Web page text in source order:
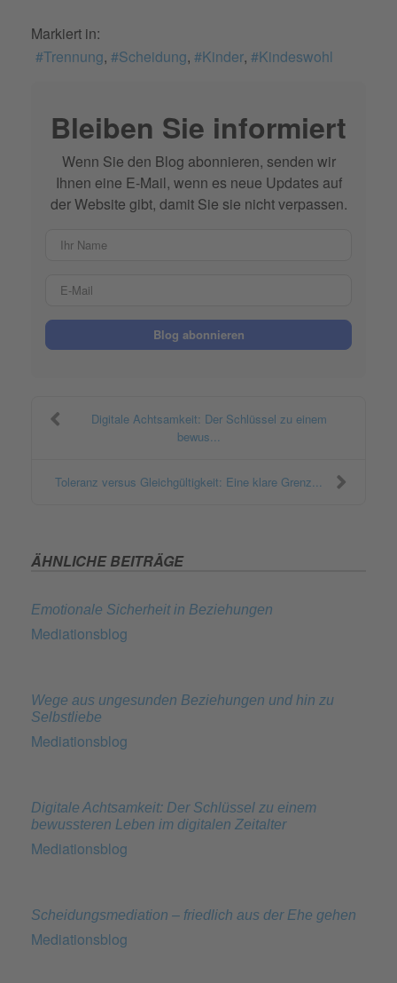
Markiert in:
Trennung
Scheidung Kinder Kindeswohl
Bleiben Sie informiert
Wenn Sie den Blog abonnieren, senden wir
Ihnen eine E-Mail, wenn es neue Updates auf
der Website gibt, damit Sie sie nicht verpassen.
Blog abonnieren
Digitale Achtsamkeit: Der Schlüssel zu einem
bewus...
Toleranz versus Gleichgültigkeit: Eine klare Grenz...
ÄHNLICHE BEITRÄGE
Emotionale Sicherheit in Beziehungen
Mediationsblog
Wege aus ungesunden Beziehungen und hin zu
Selbstliebe
Mediationsblog
Digitale Achtsamkeit: Der Schlüssel zu einem
bewussteren Leben im digitalen Zeitalter
Mediationsblog
Scheidungsmediation – friedlich aus der Ehe gehen
Mediationsblog